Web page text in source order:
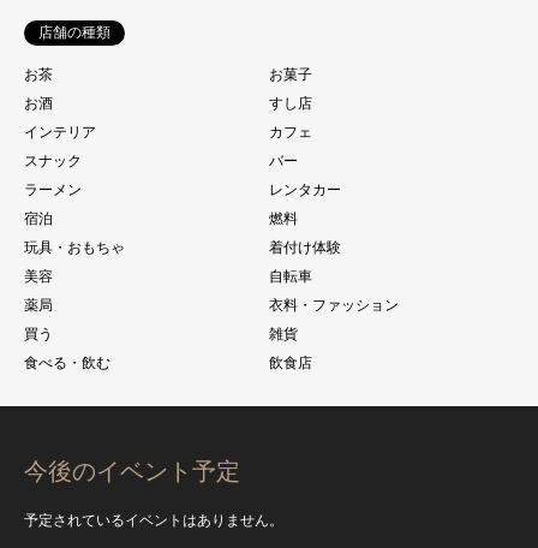
店舗の種類
お茶
お菓子
お酒
すし店
インテリア
カフェ
スナック
バー
ラーメン
レンタカー
宿泊
燃料
玩具・おもちゃ
着付け体験
美容
自転車
薬局
衣料・ファッション
買う
雑貨
食べる・飲む
飲食店
今後のイベント予定
予定されているイベントはありません。